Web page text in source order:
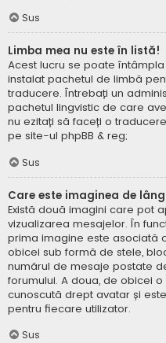
Sus
Limba mea nu este în listă!
Acest lucru se poate
instalat pachetul de limbă
traducere. Întrebați un
pachetul lingvistic de care
nu ezitați să faceți o
pe site-ul phpBB & reg;
Sus
Care este imaginea de
Există două imagini care pot
vizualizarea mesajelor. În
prima imagine este asociată
obicei sub formă de stele,
numărul de mesaje postate
forumului. A doua, de obicei
cunoscută drept avatar și
pentru fiecare utilizator.
Sus